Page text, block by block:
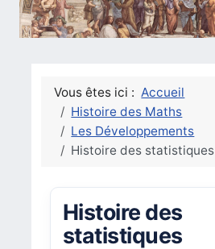
Vous êtes ici : Accueil
Histoire des Maths
Les Développements
Histoire des statistiques
Histoire des
statistiques